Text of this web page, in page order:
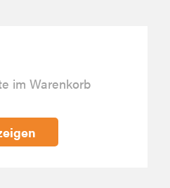
im Warenkorb